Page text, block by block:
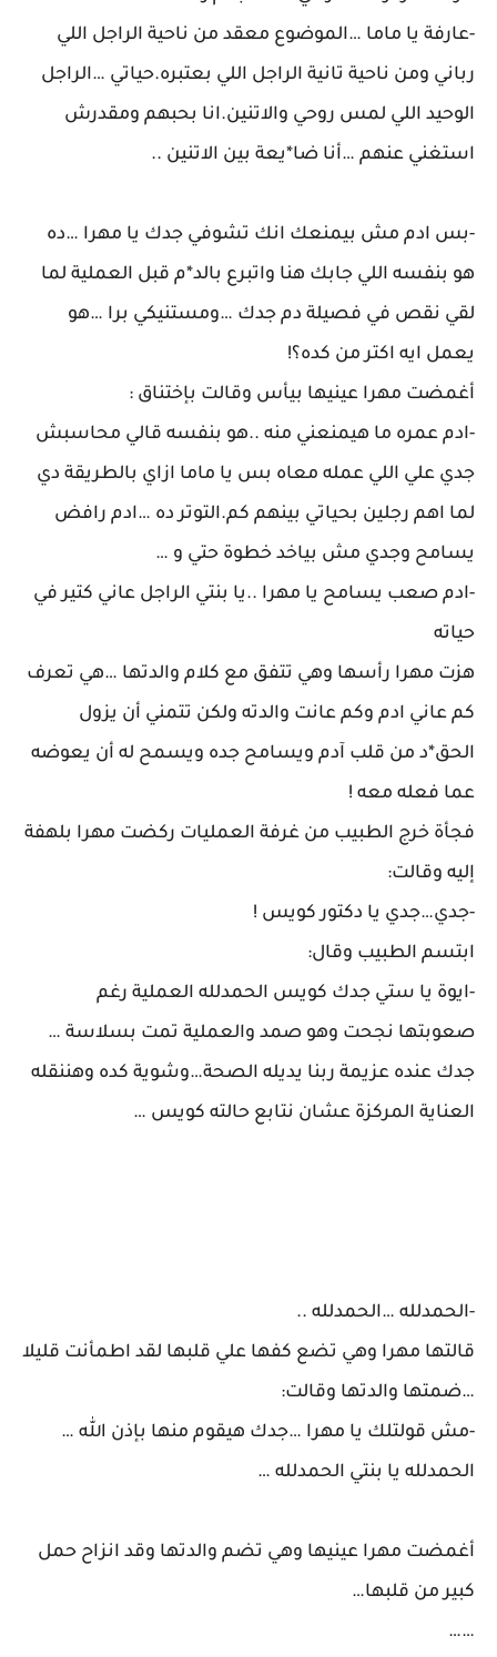
-عارفة يا ماما …الموضوع معقد من ناحية الراجل اللي
رباني ومن ناحية تانية الراجل اللي بعتبره.حياتي …الراجل
الوحيد اللي لمس روحي والاتنين.انا بحبهم ومقدرش
استغني عنهم …أنا ضا*يعة بين الاتنين ..
-بس ادم مش بيمنعك انك تشوفي جدك يا مهرا …ده
هو بنفسه اللي جابك هنا واتبرع بالد*م قبل العملية لما
لقي نقص في فصيلة دم جدك …ومستنيكي برا …هو
يعمل ايه اكتر من كده؟!
أغمضت مهرا عينيها بيأس وقالت بإختناق :
-ادم عمره ما هيمنعني منه ..هو بنفسه قالي محاسبش
جدي علي اللي عمله معاه بس يا ماما ازاي بالطريقة دي
لما اهم رجلين بحياتي بينهم كم.التوتر ده …ادم رافض
يسامح وجدي مش بياخد خطوة حتي و …
-ادم صعب يسامح يا مهرا ..يا بنتي الراجل عاني كتير في
حياته
هزت مهرا رأسها وهي تتفق مع كلام والدتها …هي تعرف
كم عاني ادم وكم عانت والدته ولكن تتمني أن يزول
الحق*د من قلب آدم ويسامح جده ويسمح له أن يعوضه
عما فعله معه !
فجأة خرج الطبيب من غرفة العمليات ركضت مهرا بلهفة
إليه وقالت:
-جدي…جدي يا دكتور كويس !
ابتسم الطبيب وقال:
-ايوة يا ستي جدك كويس الحمدلله العملية رغم
صعوبتها نجحت وهو صمد والعملية تمت بسلاسة …
جدك عنده عزيمة ربنا يديله الصحة…وشوية كده وهننقله
العناية المركزة عشان نتابع حالته كويس …
-الحمدلله …الحمدلله ..
قالتها مهرا وهي تضع كفها علي قلبها لقد اطمأنت قليلا
…ضمتها والدتها وقالت:
-مش قولتلك يا مهرا …جدك هيقوم منها بإذن الله …
الحمدلله يا بنتي الحمدلله …
أغمضت مهرا عينيها وهي تضم والدتها وقد انزاح حمل
كبير من قلبها…
……